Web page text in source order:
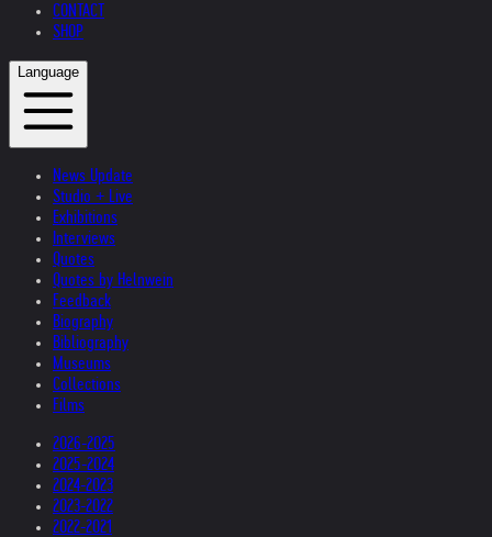
CONTACT
SHOP
Language
News Update
Studio + Live
Exhibitions
Interviews
Quotes
Quotes by Helnwein
Feedback
Biography
Bibliography
Museums
Collections
Films
2026-2025
2025-2024
2024-2023
2023-2022
2022-2021